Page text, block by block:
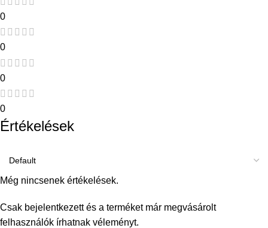
0
0
0
0
Értékelések
Még nincsenek értékelések.
Csak bejelentkezett és a terméket már megvásárolt
felhasználók írhatnak véleményt.